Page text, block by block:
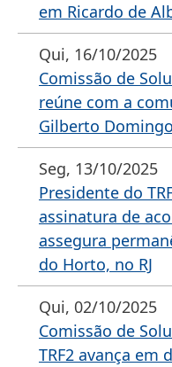
em Ricardo de
Qui, 16/10/2025
Comissão de
reúne com a
Gilberto
Seg, 13/10/2025
Presidente do
assinatura de
assegura
do Horto, no RJ
Qui, 02/10/2025
Comissão de
TRF2 avança em